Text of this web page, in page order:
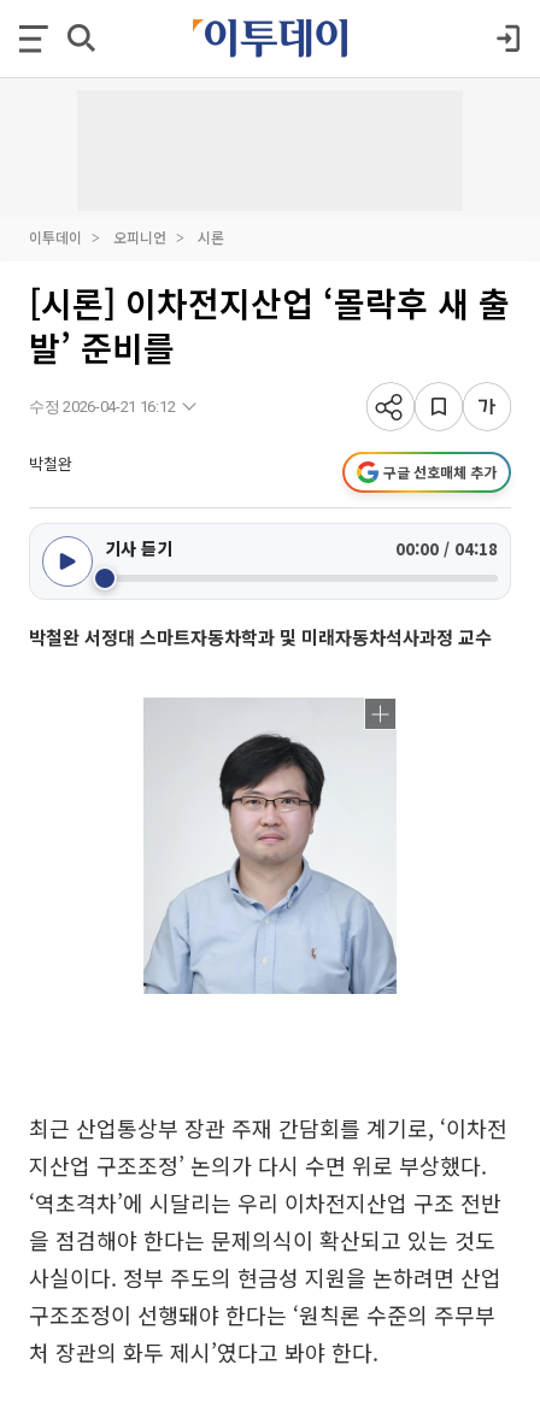
이투데이 오피니언 시론
[시론] 이차전지산업 ‘몰락후 새 출
발’ 준비를
수정 2026-04-21 16:12
박철완 구글 선호매체 추가
기사 듣기 00:00 / 04:18
박철완 서정대 스마트자동차학과 및 미래자동차석사과정 교수
최근 산업통상부 장관 주재 간담회를 계기로, ‘이차전
지산업 구조조정’ 논의가 다시 수면 위로 부상했다.
‘역초격차’에 시달리는 우리 이차전지산업 구조 전반
을 점검해야 한다는 문제의식이 확산되고 있는 것도
사실이다. 정부 주도의 현금성 지원을 논하려면 산업
구조조정이 선행돼야 한다는 ‘원칙론 수준의 주무부
처 장관의 화두 제시’였다고 봐야 한다.